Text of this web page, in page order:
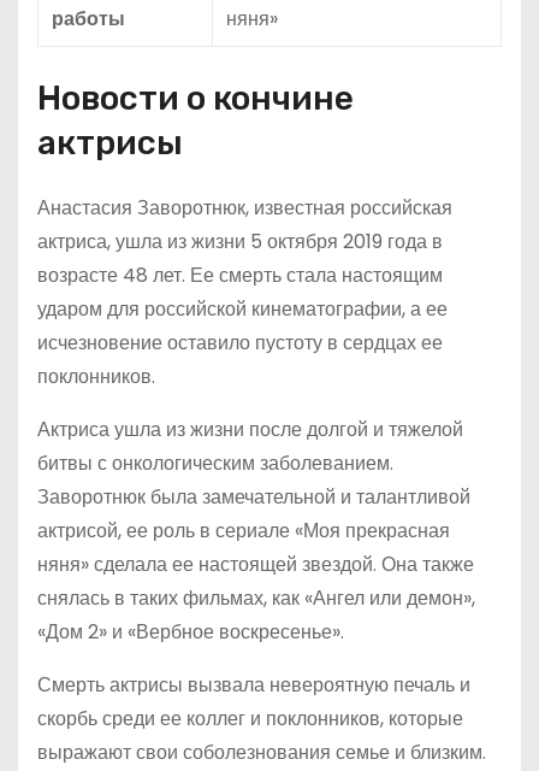
работы
няня»
Новости о кончине
актрисы
Анастасия Заворотнюк, известная российская
актриса, ушла из жизни 5 октября 2019 года в
возрасте 48 лет. Ее смерть стала настоящим
ударом для российской кинематографии, а ее
исчезновение оставило пустоту в сердцах ее
поклонников.
Актриса ушла из жизни после долгой и тяжелой
битвы с онкологическим заболеванием.
Заворотнюк была замечательной и талантливой
актрисой, ее роль в сериале «Моя прекрасная
няня» сделала ее настоящей звездой. Она также
снялась в таких фильмах, как «Ангел или демон»,
«Дом 2» и «Вербное воскресенье».
Смерть актрисы вызвала невероятную печаль и
скорбь среди ее коллег и поклонников, которые
выражают свои соболезнования семье и близким.